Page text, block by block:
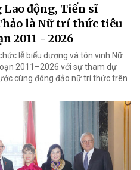
động, Tiến sĩ
là Nữ trí thức tiêu
2011 - 2026
lễ biểu dương và tôn vinh Nữ
2011–2026 với sự tham dự
cùng đông đảo nữ trí thức trên